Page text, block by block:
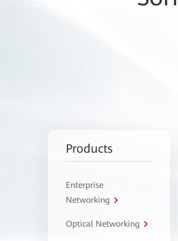
Products
Enterprise
Networking
Optical Networking